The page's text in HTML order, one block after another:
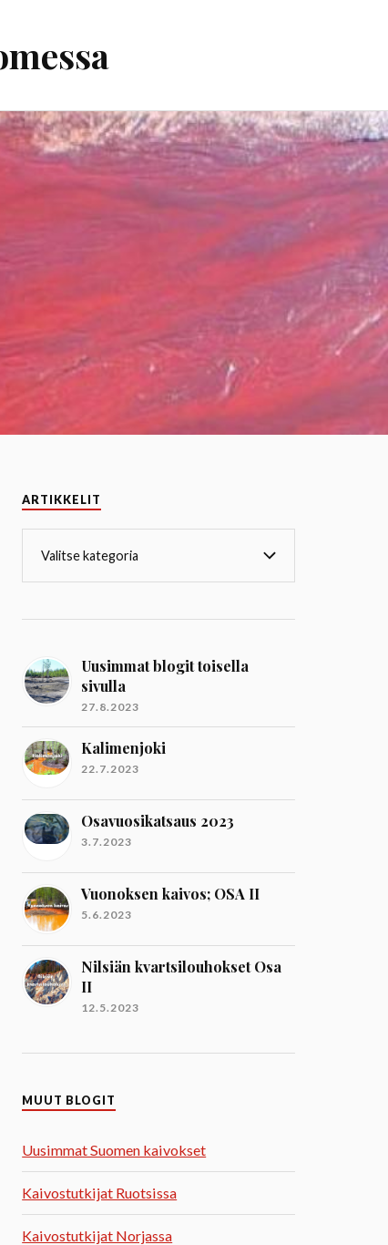
ARTIKKELIT
Uusimmat blogit toisella
sivulla
27.8.2023
Kalimenjoki
22.7.2023
Osavuosikatsaus 2023
3.7.2023
Vuonoksen kaivos; OSA II
5.6.2023
Nilsiän kvartsilouhokset Osa
II
12.5.2023
MUUT BLOGIT
Uusimmat Suomen kaivokset
Kaivostutkijat Ruotsissa
Kaivostutkijat Norjassa